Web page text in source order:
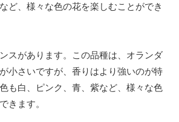
ど、様々な色の花を楽しむことができ
スがあります。この品種は、オランダ
小さいですが、香りはより強いのが特
も白、ピンク、青、紫など、様々な色
きます。